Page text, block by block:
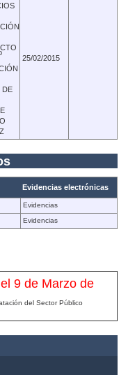
DE
25/02/2015
Evidencias electrónicas
Evidencias
Evidencias
9 de Marzo de
del Sector Público